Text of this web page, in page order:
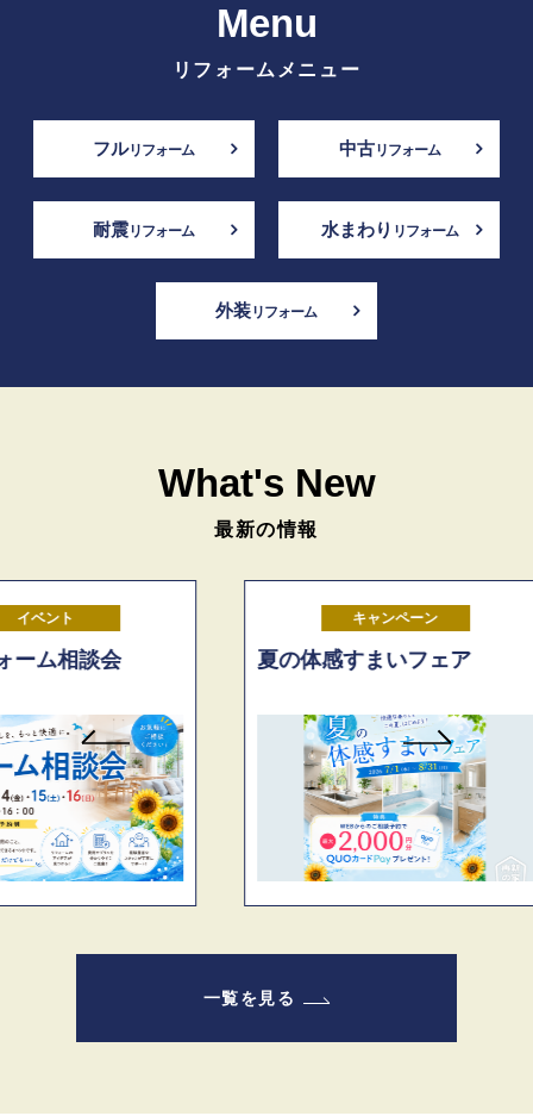
Menu
リフォームメニュー
フルリフォーム 中古リフォーム
耐震リフォーム 水まわり リフォーム
外装リフォーム
What's New
最新の情報
夏の体感すまいフェア
一覧を見る